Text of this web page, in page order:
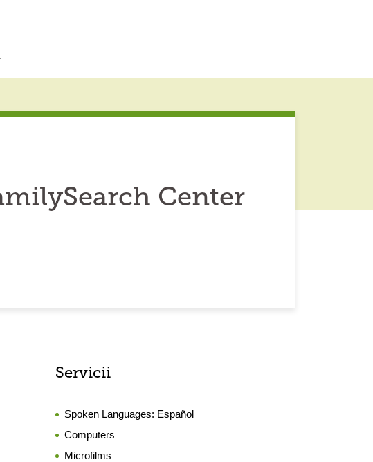
Center
Servicii
Spoken Languages: Español
Computers
Microfilms